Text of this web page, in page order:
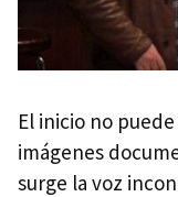
El inicio no
imágenes
surge la voz